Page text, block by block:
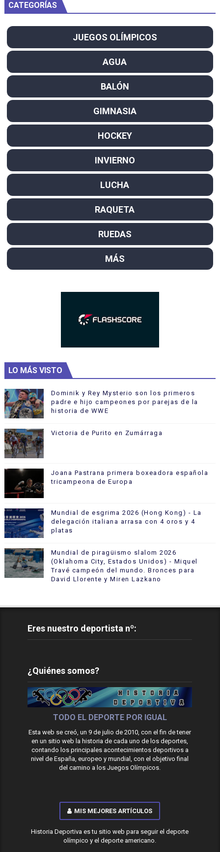
CATEGORÍAS
JUEGOS OLÍMPICOS
AGUA
BALÓN
GIMNASIA
HOCKEY
INVIERNO
LUCHA
RAQUETA
RUEDAS
MÁS
LO MÁS VISTO
Dominik y Rey Mysterio son los primeros
padre e hijo campeones por parejas de la
historia de WWE
Victoria de Purito en Zumárraga
Joana Pastrana primera boxeadora española
tricampeona de Europa
Mundial de esgrima 2026 (Hong Kong) - La
delegación italiana arrasa con 4 oros y 4
platas
Mundial de piragüismo slalom 2026
(Oklahoma City, Estados Unidos) - Miquel
Travé campeón del mundo. Bronces para
David Llorente y Miren Lazkano
Eres nuestro deportista nº:
¿Quiénes somos?
TODO EL DEPORTE POR IGUAL
Esta web se creó, un 9 de julio de 2010, con el fin de tener
en un sitio web la historia de cada uno de los deportes,
contando los principales acontecimientos deportivos a
nivel de España, europeo y mundial, con el objetivo final
del camino a los Juegos Olímpicos.
MIS MEJORES ARTÍCULOS
Historia Deportiva es tu sitio web para seguir el deporte
olímpico y el deporte americano.